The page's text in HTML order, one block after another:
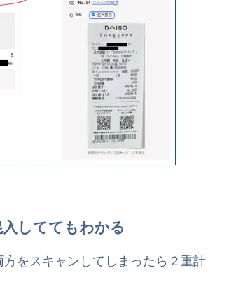
しててもわかる
をスキャンしてしまったら２重計